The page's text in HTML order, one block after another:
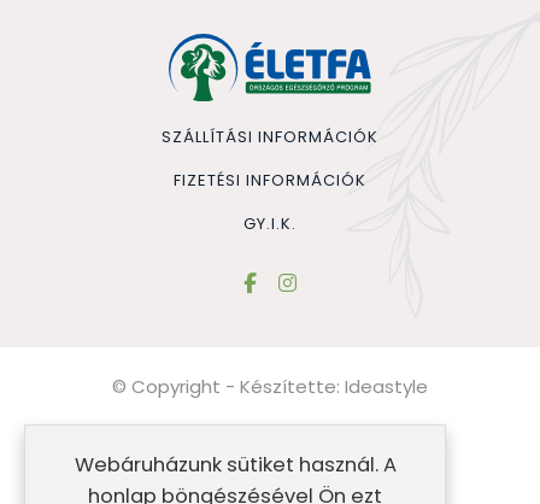
SZÁLLÍTÁSI INFORMÁCIÓK
FIZETÉSI INFORMÁCIÓK
GY.I.K.
© Copyright - Készítette: Ideastyle
Általános szerződési feltételek
Impresszum
Webáruházunk sütiket használ. A
honlap böngészésével Ön ezt